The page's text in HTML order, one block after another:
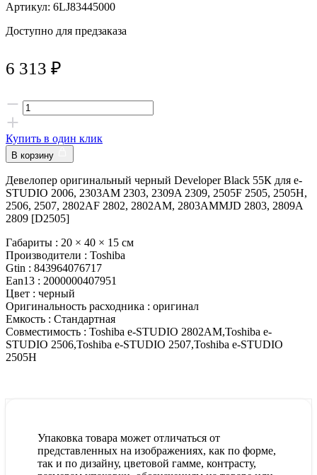
Артикул: 6LJ83445000
Доступно для предзаказа
6 313 ₽
Купить в один клик
В корзину
Девелопер оригинальный черный Developer Black 55К для e-
STUDIO 2006, 2303AM 2303, 2309A 2309, 2505F 2505, 2505H,
2506, 2507, 2802AF 2802, 2802AM, 2803AMMJD 2803, 2809A
2809 [D2505]
Габариты : 20 × 40 × 15 см
Производители : Toshiba
Gtin : 843964076717
Ean13 : 2000000407951
Цвет : черный
Оригинальность расходника : оригинал
Емкость : Стандартная
Совместимость : Toshiba e-STUDIO 2802AM,Toshiba e-
STUDIO 2506,Toshiba e-STUDIO 2507,Toshiba e-STUDIO
2505H
Упаковка товара может отличаться от
представленных на изображениях, как по форме,
так и по дизайну, цветовой гамме, контрасту,